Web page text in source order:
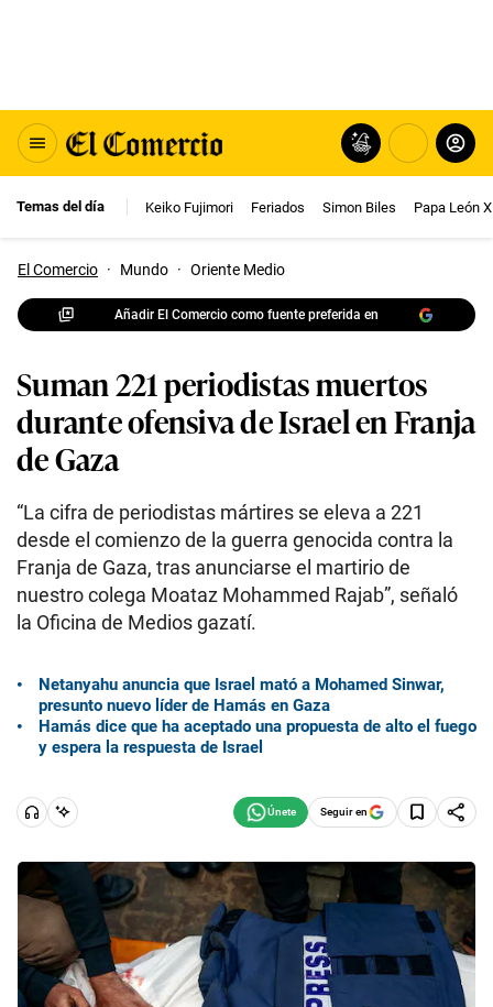
Temas del día Keiko Fujimori Feriados Simon Biles Papa León
El Comercio · Mundo · Oriente Medio
Añadir El Comercio como fuente preferida en
Suman 221 periodistas muertos
durante ofensiva de Israel en Franja
de Gaza
“La cifra de periodistas mártires se eleva a 221
desde el comienzo de la guerra genocida contra la
Franja de Gaza, tras anunciarse el martirio de
nuestro colega Moataz Mohammed Rajab”, señaló
la Oficina de Medios gazatí.
Netanyahu anuncia que Israel mató a Mohamed Sinwar,
presunto nuevo líder de Hamás en Gaza
Hamás dice que ha aceptado una propuesta de alto el fuego
y espera la respuesta de Israel
Seguir en